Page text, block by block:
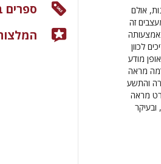
אולם
זה
לכוון
מודע
מראה
והתשע
מראה